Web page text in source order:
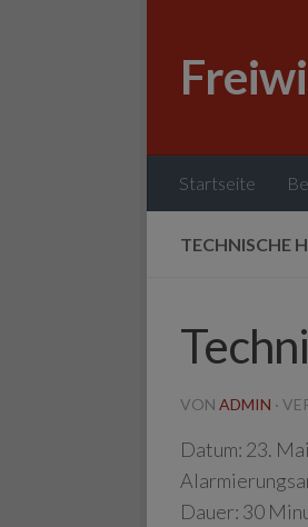
Startseite
TECHNISCHE
VON ADMIN ·
Datum: 23.
Dauer: 30